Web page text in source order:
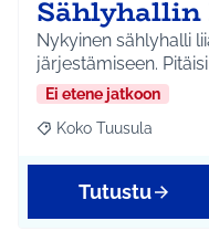
Sählyhallin
Nykyinen sählyhalli
järjestämiseen.
Ei etene jatkoon
Rajaa tulokset
Koko Tuusula
Tutustu